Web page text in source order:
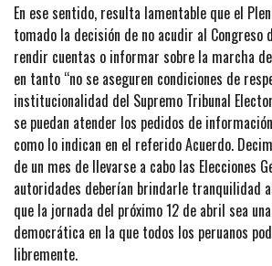
En ese sentido, resulta lamentable que el
tomado la decisión de no acudir al Congreso
rendir cuentas o informar sobre la marcha
en tanto “no se aseguren condiciones de
institucionalidad del Supremo Tribunal
se puedan atender los pedidos de
como lo indican en el referido Acuerdo.
de un mes de llevarse a cabo las Elecciones
autoridades deberían brindarle tranquilidad
que la jornada del próximo 12 de abril sea
democrática en la que todos los peruanos
libremente.